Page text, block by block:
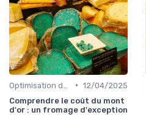
• 12/04/2025
Comprendre le coût du mont
d'or : un fromage d'exception